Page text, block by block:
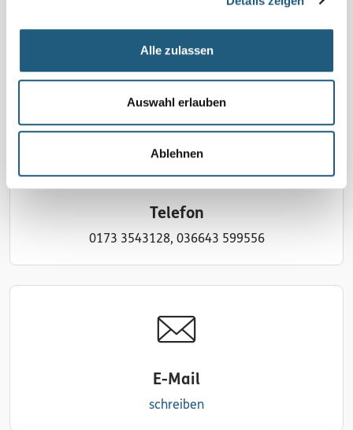
Alle zulassen
Auswahl erlauben
Ablehnen
naturfuehrer@freenet.de
zurück zur Liste
Telefon
0173 3543128, 036643 599556
E-Mail
schreiben